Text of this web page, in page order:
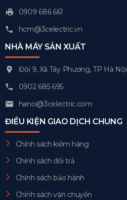
0909 686 661
hcm@3celectric.vn
NHÀ MÁY SẢN XUẤT
Đội 9, Xã Tây Phương, TP Hà Nội
0902 685 695
hanoi@3celectric.com
ĐIỀU KIỆN GIAO DỊCH CHUNG
Chính sách kiểm hàng
Chính sách đổi trả
Chính sách bảo hành
Chính sách vận chuyển